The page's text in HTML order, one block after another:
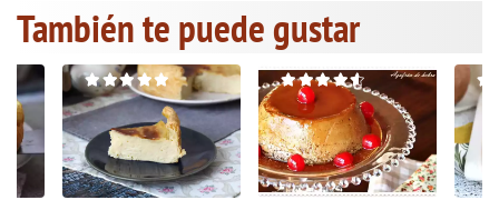
También te puede gustar